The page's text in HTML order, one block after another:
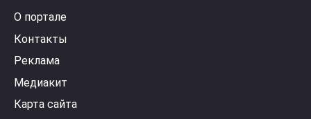
О портале
Контакты
Реклама
Медиакит
Карта сайта